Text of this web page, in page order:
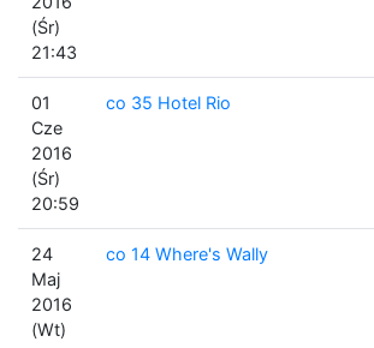
(Śr)
21:43
01
Cze
2016
(Śr)
20:59
co 35 Hotel Rio
24
Maj
2016
(Wt)
co 14 Where's Wally